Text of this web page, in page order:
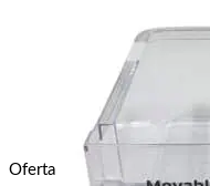
Oferta